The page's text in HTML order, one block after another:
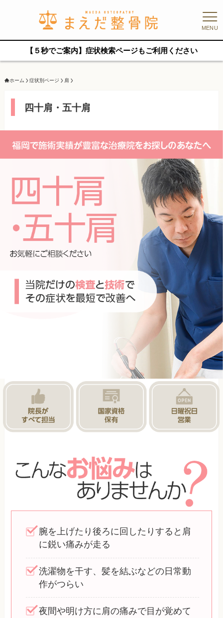
MENU
【５秒でご案内】症状検索ページもご利用ください
ホーム 症状別ページ 肩
四十肩・五十肩
腕を上げたり後ろに回したりすると肩
に鋭い痛みが走る
洗濯物を干す、髪を結ぶなどの日常動
作がつらい
夜間や明け方に肩の痛みで目が覚めて